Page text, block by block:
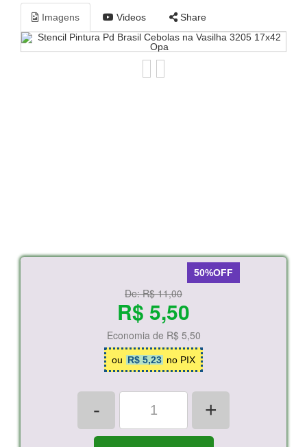
Imagens Videos Share
50%OFF
De:R$ 11,00
R$ 5,50
Economia de R$ 5,50
ou R$ 5,23 no PIX
- +